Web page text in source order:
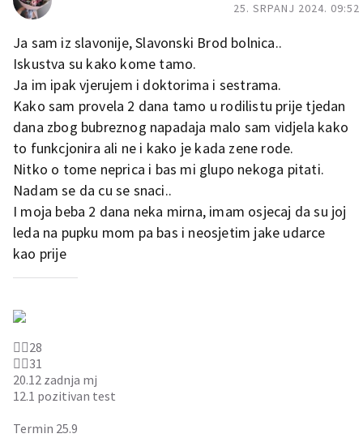
25. SRPANJ 2024. 09:52
Ja sam iz slavonije, Slavonski Brod bolnica..
Iskustva su kako kome tamo.
Ja im ipak vjerujem i doktorima i sestrama.
Kako sam provela 2 dana tamo u rodilistu prije tjedan
dana zbog bubreznog napadaja malo sam vidjela kako
to funkcjonira ali ne i kako je kada zene rode.
Nitko o tome neprica i bas mi glupo nekoga pitati.
Nadam se da cu se snaci..
I moja beba 2 dana neka mirna, imam osjecaj da su joj
leda na pupku mom pa bas i neosjetim jake udarce
kao prije
👱‍♀️28
🧔‍♂️31
20.12 zadnja mj
12.1 pozitivan test
Termin 25.9